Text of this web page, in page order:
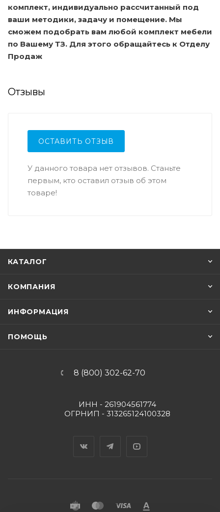
комплект, индивидуально рассчитанный под
ваши методики, задачу и помещение. Мы
сможем подобрать вам любой комплект мебели
по Вашему ТЗ. Для этого обращайтесь к Отделу
Продаж
Отзывы
ОСТАВИТЬ ОТЗЫВ
У данного товара нет отзывов. Станьте
первым, кто оставил отзыв об этом
товаре!
КАТАЛОГ
КОМПАНИЯ
ИНФОРМАЦИЯ
ПОМОЩЬ
8 (800) 302-62-70
ИНН - 261904561774
ОГРНИП - 313265124100328